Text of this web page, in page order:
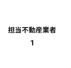
担当不動産業者
1